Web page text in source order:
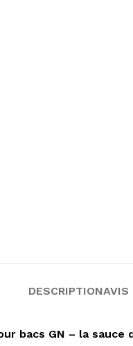
DESCRIPTIONAVIS
bacs GN – la